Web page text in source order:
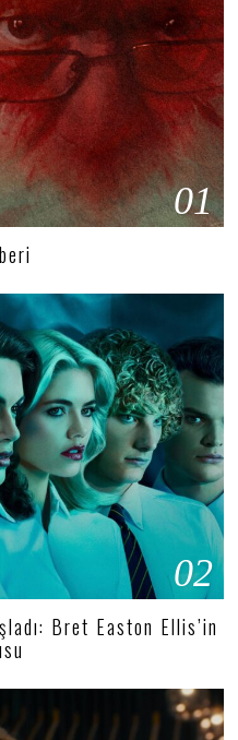
01
02
Bret Easton Ellis’in